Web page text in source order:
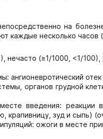
на
каждые несколько часов
нечасто (≥1/1000, <1/
ангионевротический
органов грудной
введения: реакции
крапивницу, зуд и сыпь)
ожоги в месте